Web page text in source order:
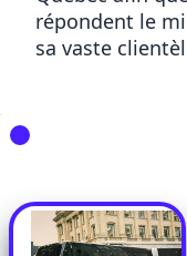
répondent le
sa vaste